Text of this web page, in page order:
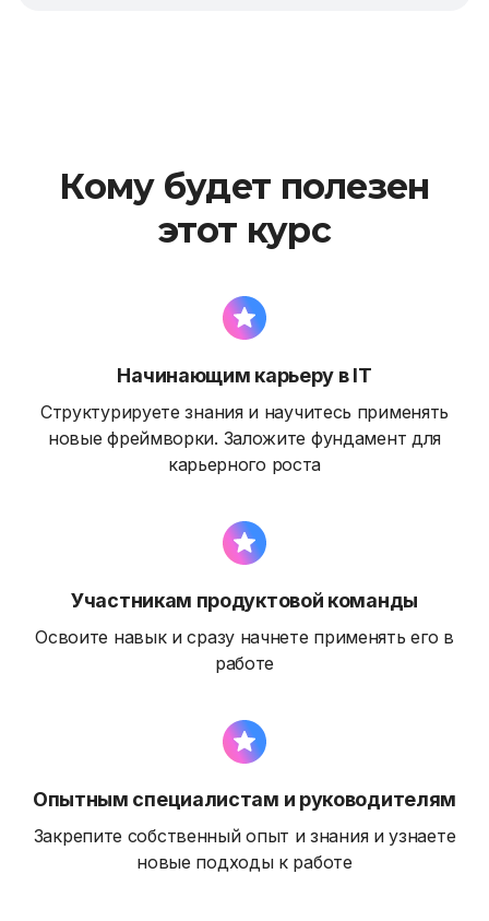
Кому будет полезен
этот курс
Начинающим карьеру в IT
Структурируете знания и научитесь применять
новые фреймворки. Заложите фундамент для
карьерного роста
Участникам продуктовой команды
Освоите навык и сразу начнете применять его в
работе
Опытным специалистам и руководителям
Закрепите собственный опыт и знания и узнаете
новые подходы к работе